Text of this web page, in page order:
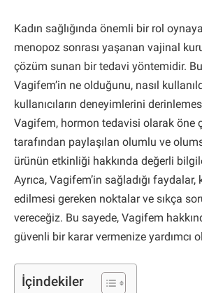
Kadın sağlığında önemli bir rol
menopoz sonrası yaşanan vajinal
çözüm sunan bir tedavi yöntemidir.
Vagifem’in ne olduğunu, nasıl
kullanıcıların deneyimlerini
Vagifem, hormon tedavisi olarak öne
tarafından paylaşılan olumlu ve
ürünün etkinliği hakkında değerli
Ayrıca, Vagifem’in sağladığı
edilmesi gereken noktalar ve sıkça
vereceğiz. Bu sayede, Vagifem
güvenli bir karar vermenize yardımcı
İçindekiler